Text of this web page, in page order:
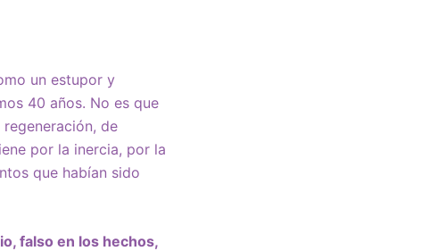
un estupor y
40 años. No es que
de
por la inercia, por la
que habían sido
falso en los hechos,